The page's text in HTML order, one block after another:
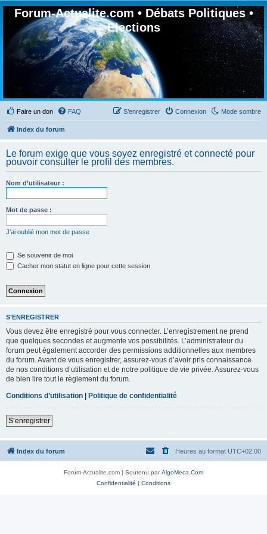
Forum-Actualite.com • Débats Politiques •
Elections
Faire un don Mode sombre
FAQ Connexion
S’enregistrer
Index du forum
Le forum exige que vous soyez enregistré et connecté pour
pouvoir consulter le profil des membres.
Nom d’utilisateur :
Mot de passe :
J’ai oublié mon mot de passe
Se souvenir de moi
Cacher mon statut en ligne pour cette session
S’ENREGISTRER
Vous devez être enregistré pour vous connecter. L’enregistrement ne prend
que quelques secondes et augmente vos possibilités. L’administrateur du
forum peut également accorder des permissions additionnelles aux membres
du forum. Avant de vous enregistrer, assurez-vous d’avoir pris connaissance
de nos conditions d’utilisation et de notre politique de vie privée. Assurez-vous
de bien lire tout le règlement du forum.
Conditions d’utilisation | Politique de confidentialité
S’enregistrer
Index du forum Heures au format UTC+02:00
Forum-Actualite.com | Soutenu parAlgoMeca.Com
Confidentialité | Conditions